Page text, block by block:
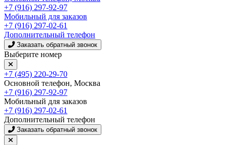
+7 (916) 297-92-97
Мобильный для заказов
+7 (916) 297-02-61
Дополнительный телефон
Заказать обратный звонок
Выберите номер
+7 (495) 220-29-70
Основной телефон, Москва
+7 (916) 297-92-97
Мобильный для заказов
+7 (916) 297-02-61
Дополнительный телефон
Заказать обратный звонок